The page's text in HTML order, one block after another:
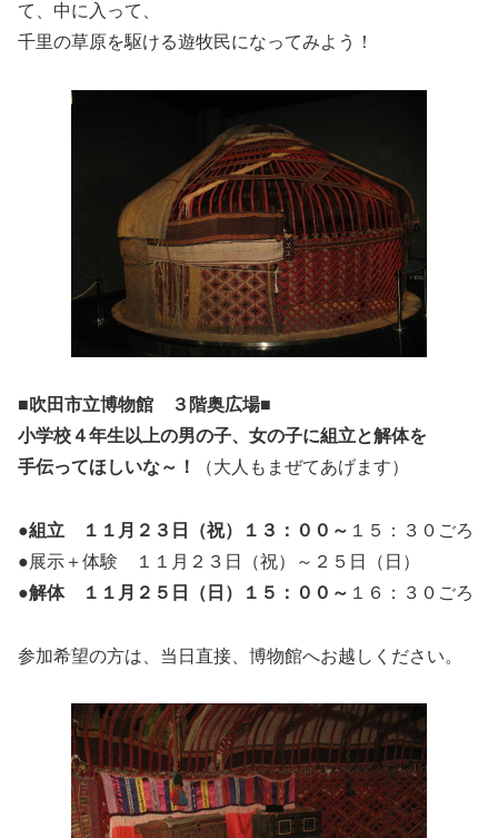
て、中に入って、
千里の草原を駆ける遊牧民になってみよう！
■吹田市立博物館 ３階奥広場■
小学校４年生以上の男の子、女の子に組立と解体を
手伝ってほしいな～！
（大人もまぜてあげます）
●組立 １１月２３日（祝）１３：００～ １５：３０ごろ
●展示＋体験 １１月２３日（祝）～２５日（日）
●解体 １１月２５日（日）１５：００～ １６：３０ごろ
参加希望の方は、当日直接、博物館へお越しください。